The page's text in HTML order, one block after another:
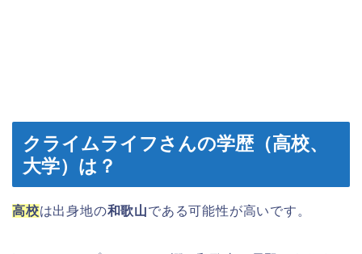
クライムライフさんの学歴（高校、
大学）は？
高校は出身地の和歌山である可能性が高いです。